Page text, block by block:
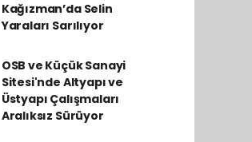
Kağızman’da Selin
Yaraları Sarılıyor
OSB ve Küçük Sanayi
Sitesi'nde Altyapı ve
Üstyapı Çalışmaları
Aralıksız Sürüyor